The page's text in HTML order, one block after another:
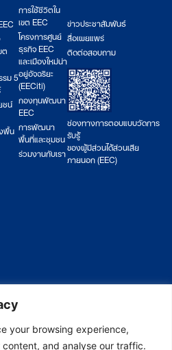
your browsing experience,
and analyse our traffic.
ต
ม 5
ชน์
พื้น
การใช้ชีวิตใน
เขต EEC
โครงการศูนย์
ธุรกิจ EEC
และเมืองใหม่น่า
อยู่อัจฉริยะ
(EECiti)
กองทุนพัฒนา
EEC
การพัฒนา
พื้นที่และชุมชน
ร่วมงานกับเรา
ข่าวประชาสัมพันธ์
สื่อเผยแพร่
ติดต่อสอบถาม
ช่องทางการตอบแบบวัดการ
รับรู้
ของผู้มีส่วนได้ส่วนเสีย
ภายนอก (EEC)